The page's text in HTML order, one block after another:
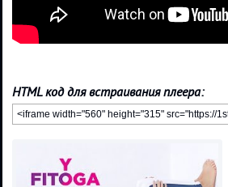
HTML код для встраивания плеера: